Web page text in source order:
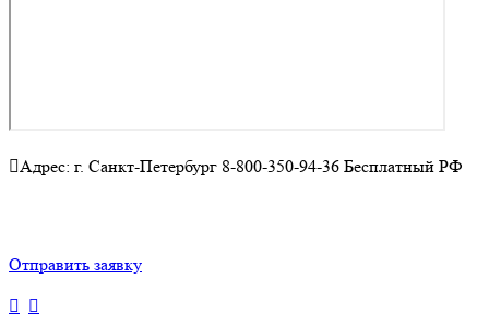
Адрес: г. Санкт-Петербург 8-800-350-94-36 Бесплатный РФ
Отправить заявку